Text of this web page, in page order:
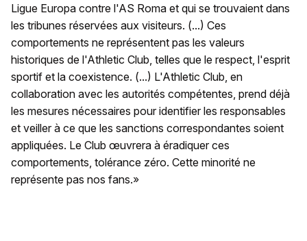
Ligue Europa contre l'AS Roma et qui se trouvaient dans
les tribunes réservées aux visiteurs. (...) Ces
comportements ne représentent pas les valeurs
historiques de l'Athletic Club, telles que le respect, l'esprit
sportif et la coexistence. (...) L'Athletic Club, en
collaboration avec les autorités compétentes, prend déjà
les mesures nécessaires pour identifier les responsables
et veiller à ce que les sanctions correspondantes soient
appliquées. Le Club œuvrera à éradiquer ces
comportements, tolérance zéro. Cette minorité ne
représente pas nos fans.»